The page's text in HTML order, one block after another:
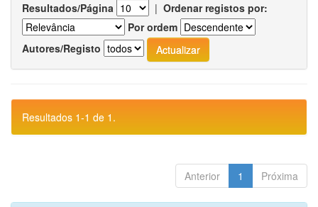
Resultados/Página | Ordenar registos por:
Por ordem
Autores/Registo
Resultados 1-1 de 1.
Anterior 1 Próxima